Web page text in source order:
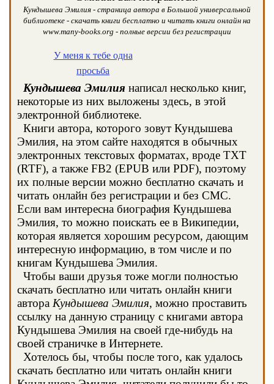
Кундышева Эмилия - страница автора в Большой универсальной
библиотеке - скачать книги бесплатно и читать книги онлайн на
www.many-books.org - полные версии без регистрации
У меня к тебе одна
просьба
Кундышева Эмилия написал несколько книг,
некоторые из них выложены здесь, в этой
электронной библиотеке.
Книги автора, которого зовут Кундышева
Эмилия, на этом сайте находятся в обычных
электронных текстовых форматах, вроде TXT
(RTF), а также FB2 (EPUB или PDF), поэтому
их полные версии можно бесплатно скачать и
читать онлайн без регистрации и без СМС.
Если вам интересна биография Кундышева
Эмилия, то можно поискать ее в Википедии,
которая является хорошим ресурсом, дающим
интересную информацию, в том числе и по
книгам Кундышева Эмилия.
Чтобы ваши друзья тоже могли полностью
скачать бесплатно или читать онлайн книги
автора Кундышева Эмилия, можно проставить
ссылку на данную страницу с книгами автора
Кундышева Эмилия на своей где-нибудь на
своей страничке в Интернете.
Хотелось бы, чтобы после того, как удалось
скачать бесплатно или читать онлайн книги